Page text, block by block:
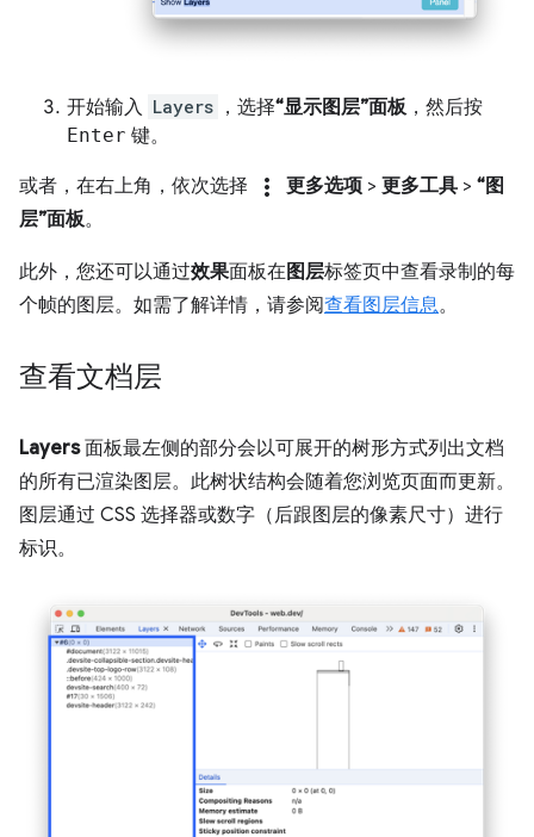
开始输入 Layers ，选择“显示图层”面板，然后按
Enter 键。
或者，在右上角，依次选择 more_vert 更多选项 > 更多工具 > “图
层”面板。
此外，您还可以通过效果面板在图层标签页中查看录制的每
个帧的图层。如需了解详情，请参阅查看图层信息。
查看文档层
Layers面板最左侧的部分会以可展开的树形方式列出文档
的所有已渲染图层。此树状结构会随着您浏览页面而更新。
图层通过 CSS 选择器或数字（后跟图层的像素尺寸）进行
标识。